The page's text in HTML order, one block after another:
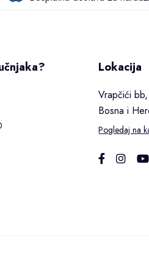
Lokacija
Vrapčići
Bosna i
Pogledaj na